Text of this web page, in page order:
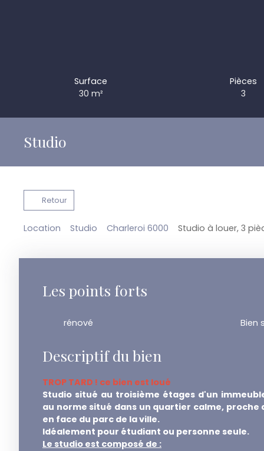
Surface
30 m²
Pièces
3
Studio
Retour
Location Studio Charleroi 6000 Studio à louer, 3
Les points forts
rénové Bien
Descriptif du bien
TROP TARD ! ce bien est loué
Studio situé au troisième étages d'un
au norme situé dans un quartier calme,
en face du parc de la ville.
Idéalement pour étudiant ou personne seule.
Le studio est composé de :